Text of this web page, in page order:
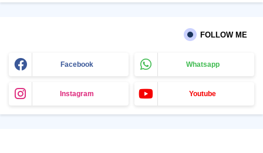
FOLLOW ME
Facebook Whatsapp
Instagram Youtube